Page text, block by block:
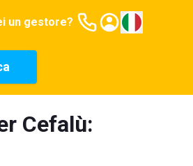
un gestore?
Cefalù: